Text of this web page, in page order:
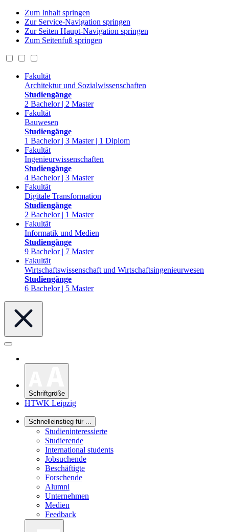
Zum Inhalt springen
Zur Service-Navigation springen
Zur Seiten Haupt-Navigation springen
Zum Seitenfuß springen
Fakultät
Architektur und Sozialwissenschaften
Studiengänge
2 Bachelor | 2 Master
Fakultät
Bauwesen
Studiengänge
1 Bachelor | 3 Master | 1 Diplom
Fakultät
Ingenieurwissenschaften
Studiengänge
4 Bachelor | 3 Master
Fakultät
Digitale Transformation
Studiengänge
2 Bachelor | 1 Master
Fakultät
Informatik und Medien
Studiengänge
9 Bachelor | 7 Master
Fakultät
Wirtschaftswissenschaft und Wirtschaftsingenieurwesen
Studiengänge
6 Bachelor | 5 Master
Schriftgröße
HTWK Leipzig
Schnelleinstieg für ...
Studieninteressierte
Studierende
International students
Jobsuchende
Beschäftigte
Forschende
Alumni
Unternehmen
Medien
Feedback